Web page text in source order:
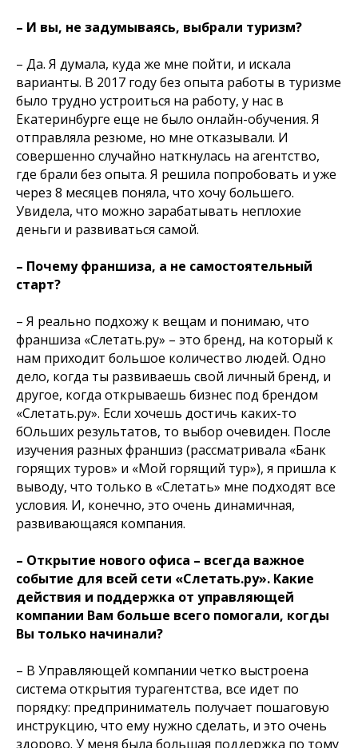
– И вы, не задумываясь, выбрали туризм?
– Да. Я думала, куда же мне пойти, и искала
варианты. В 2017 году без опыта работы в туризме
было трудно устроиться на работу, у нас в
Екатеринбурге еще не было онлайн-обучения. Я
отправляла резюме, но мне отказывали. И
совершенно случайно наткнулась на агентство,
где брали без опыта. Я решила попробовать и уже
через 8 месяцев поняла, что хочу большего.
Увидела, что можно зарабатывать неплохие
деньги и развиваться самой.
– Почему франшиза, а не самостоятельный
старт?
– Я реально подхожу к вещам и понимаю, что
франшиза «Слетать.ру» – это бренд, на который к
нам приходит большое количество людей. Одно
дело, когда ты развиваешь свой личный бренд, и
другое, когда открываешь бизнес под брендом
«Слетать.ру». Если хочешь достичь каких-то
бОльших результатов, то выбор очевиден. После
изучения разных франшиз (рассматривала «Банк
горящих туров» и «Мой горящий тур»), я пришла к
выводу, что только в «Слетать» мне подходят все
условия. И, конечно, это очень динамичная,
развивающаяся компания.
– Открытие нового офиса – всегда важное
событие для всей сети «Слетать.ру». Какие
действия и поддержка от управляющей
компании Вам больше всего помогали, когды
Вы только начинали?
– В Управляющей компании четко выстроена
система открытия турагентства, все идет по
порядку: предприниматель получает пошаговую
инструкцию, что ему нужно сделать, и это очень
здорово. У меня была большая поддержка по тому